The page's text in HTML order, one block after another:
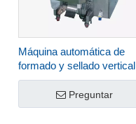
Máquina automática de
formado y sellado vertical
HLNV-680
Preguntar